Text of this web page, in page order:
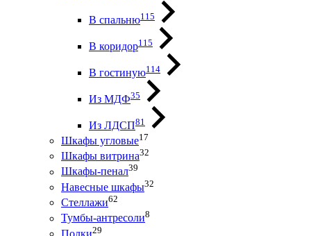
В спальню115
В коридор115
В гостиную114
Из МДФ35
Из ЛДСП81
Шкафы угловые17
Шкафы витрина32
Шкафы-пенал39
Навесные шкафы32
Стеллажи62
Тумбы-антресоли8
Полки29